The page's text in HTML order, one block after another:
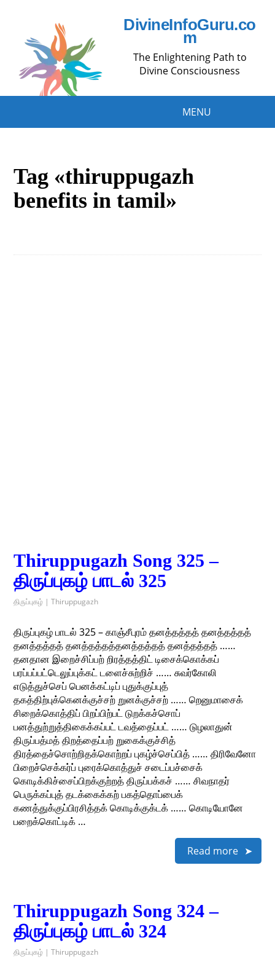
DivineInfoGuru.co
m
The Enlightening Path to
Divine Consciousness
MENU
Tag «thiruppugazh
benefits in tamil»
Thiruppugazh Song 325 –
திருப்புகழ் பாடல் 325
திருப்புகழ் | Thiruppugazh
திருப்புகழ் பாடல் 325 – காஞ்சீபுரம் தனத்தத்தத் தனத்தத்தத்
தனத்தத்தத் தனத்தத்தத்தனத்தத்தத் தனத்தத்தத் ……
தனதான இறைச்சிப்பற் றிரத்தத்திட் டிசைக்கொக்கப்
பரப்பப்பட்டெலுப்புக்கட் டளைச்சுற்றிச் …… சுவர்கோலி
எடுத்துச்செப் பெனக்கட்டிப் புதுக்குப்புத்
தகத்திற்புக்கெனக்குச்சற் றுனக்குச்சற் …… றெனுமாசைக்
சிறைக்கொத்திப் பிறப்பிற்பட் டுறக்கச்சொப்
பனத்துற்றுத்திகைக்கப்பட் டவத்தைப்பட் …… டுழலாதுன்
திருப்பத்மத் திறத்தைப்பற் றுகைக்குச்சித்
திரத்தைச்சொற்றிதக்கொற்றப் புகழ்ச்செப்பித் …… திரிவேனோ
பிறைச்செக்கர்ப் புரைக்கொத்துச் சடைப்பச்சைக்
கொடிக்கிச்சைப்பிறக்குற்றத் திருப்பக்கச் …… சிவநாதர்
பெருக்கப்புத் தடக்கைக்கற் பகத்தொப்பைக்
கணத்துக்குப்பிரசித்தக் கொடிக்குக்டக் …… கொடியோனே
பறைக்கொட்டிக் …
Read more
Thiruppugazh Song 324 –
திருப்புகழ் பாடல் 324
திருப்புகழ் | Thiruppugazh